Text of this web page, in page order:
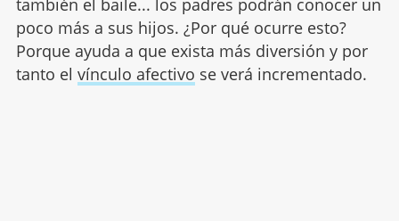
poco más a sus hijos. ¿Por qué ocurre esto?
Porque ayuda a que exista más diversión y por
tanto el vínculo afectivo se verá incrementado.